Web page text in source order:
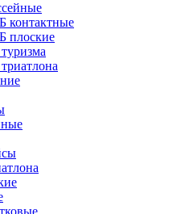
контактные
плоские